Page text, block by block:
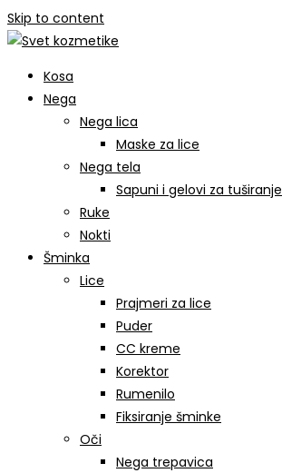
Skip to content
Kosa
Nega
Nega lica
Maske za lice
Nega tela
Sapuni i gelovi za tuširanje
Ruke
Nokti
Šminka
Lice
Prajmeri za lice
Puder
CC kreme
Korektor
Rumenilo
Fiksiranje šminke
Oči
Nega trepavica